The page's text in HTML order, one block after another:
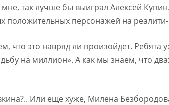
так лучше бы выиграл Алексей
положительных персонажей на
что это навряд ли произойдет. Ребята
на миллион». А как мы знаем, что
Или еще хуже, Милена